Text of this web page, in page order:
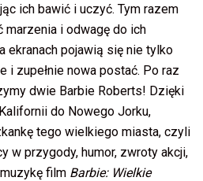
ich bawić i uczyć. Tym razem
marzenia i odwagę do ich
ekranach pojawią się nie tylko
i zupełnie nowa postać. Po raz
dwie Barbie Roberts! Dzięki
do Nowego Jorku,
tego wielkiego miasta, czyli
w przygody, humor, zwroty akcji,
film Barbie: Wielkie